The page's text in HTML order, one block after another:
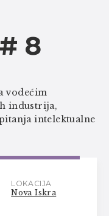
8
vodećim
industrija,
intelektualne
LOKACIJA
Nova Iskra